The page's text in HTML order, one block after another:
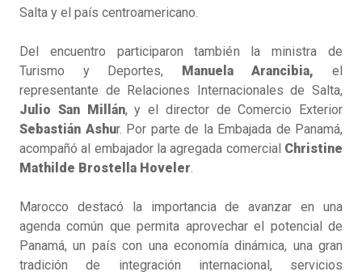
Salta y el país centroamericano.
Del encuentro participaron también la ministra de
Turismo y Deportes, Manuela Arancibia, el
representante de Relaciones Internacionales de Salta,
Julio San Millán, y el director de Comercio Exterior
Sebastián Ashur. Por parte de la Embajada de Panamá,
acompañó al embajador la agregada comercial Christine
Mathilde Brostella Hoveler.
Marocco destacó la importancia de avanzar en una
agenda común que permita aprovechar el potencial de
Panamá, un país con una economía dinámica, una gran
tradición de integración internacional, servicios